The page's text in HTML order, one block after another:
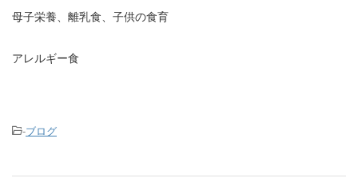
母子栄養、離乳食、子供の食育
アレルギー食
-ブログ